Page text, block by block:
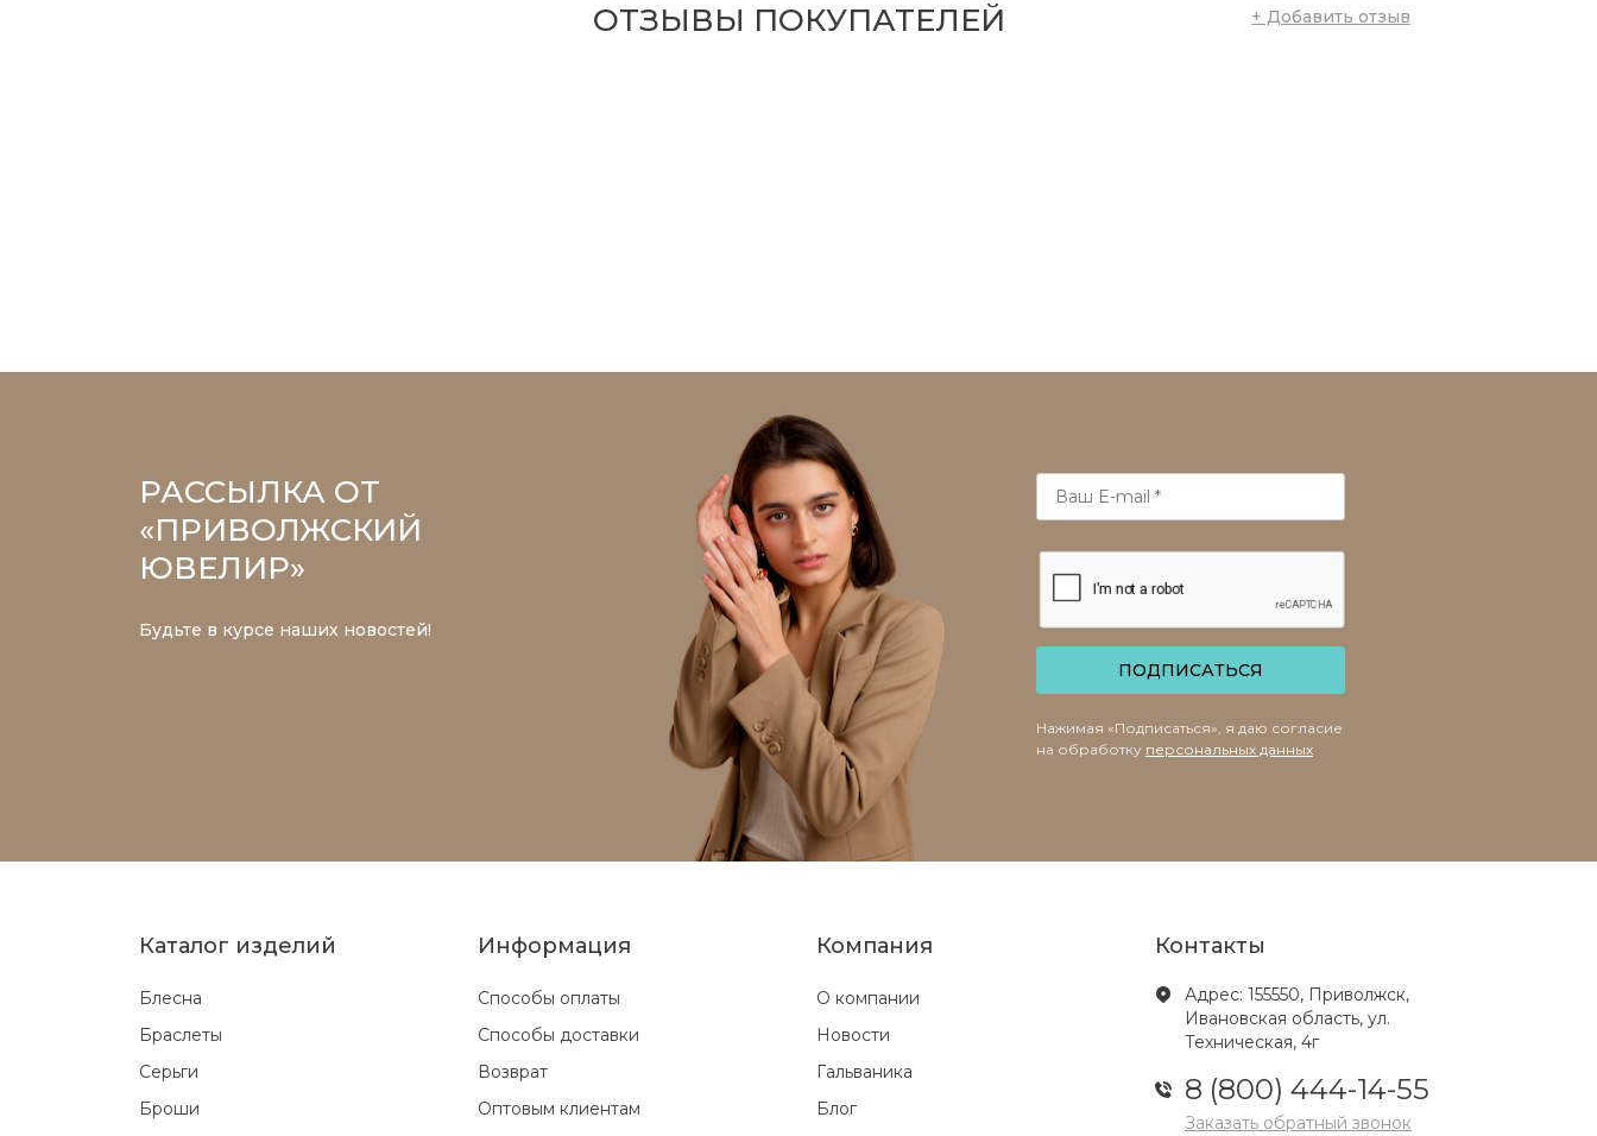
ОТЗЫВЫ ПОКУПАТЕЛЕЙ + Добавить отзыв
РАССЫЛКА ОТ
«ПРИВОЛЖСКИЙ
ЮВЕЛИР»
Будьте в курсе наших новостей!
ПОДПИСАТЬСЯ
Нажимая «Подписаться», я даю согласие
на обработку персональных данных
Каталог изделий
Блесна
Браслеты
Серьги
Броши
Информация
Способы оплаты
Способы доставки
Возврат
Оптовым клиентам
Компания
О компании
Новости
Гальваника
Блог
Контакты
Адрес: 155550, Приволжск,
Ивановская область, ул.
Техническая, 4г
8 (800) 444-14-55
Заказать обратный звонок